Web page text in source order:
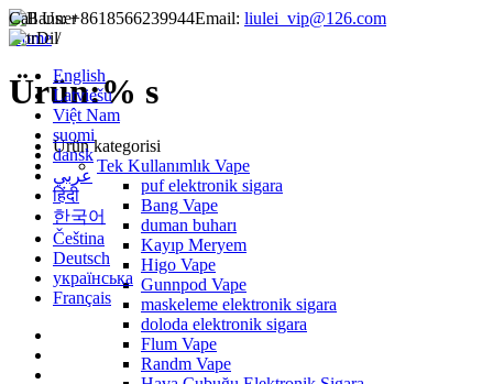
Call Us: +8618566239944Email: liulei_vip@126.com
Dil
English
Latviešu
Việt Nam
suomi
dansk
عربي
हिंदी
한국어
Čeština
Deutsch
українська
Français
Home/
Ürün:% s
Ürün kategorisi
Tek Kullanımlık Vape
puf elektronik sigara
Bang Vape
duman buharı
Kayıp Meryem
Higo Vape
Gunnpod Vape
maskeleme elektronik sigara
doloda elektronik sigara
Flum Vape
Randm Vape